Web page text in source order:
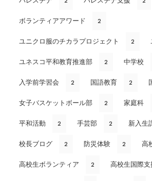
ボランティアアワード 2
ユニクロ服のチカラプロジェクト 2
ユネスコ平和教育推進部 2 中学校
入学前学習会 2 国語教育 2
女子バスケットボール部 2 家庭科
平和活動 2 手芸部 2 新入生
校長ブログ 2 防災体験 2 高
高校生ボランティア 2 高校生国際支